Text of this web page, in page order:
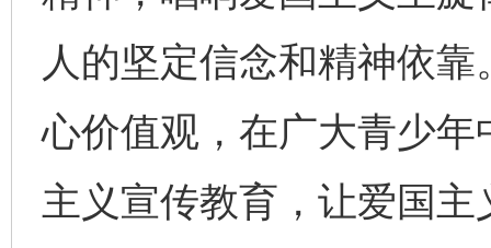
人的坚定信念和精神依
心价值观，在广大青少
主义宣传教育，让爱国